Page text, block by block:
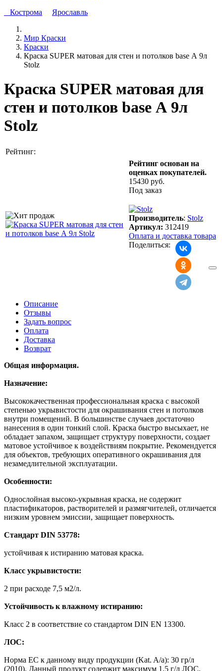
Кострома
Ярославль
Мир Краски
Краски
Краска SUPER матовая для стен и потолков base А 9л
Stolz
Краска SUPER матовая для
стен и потолков base А 9л
Stolz
Рейтинг:
Рейтинг основан на
оценках покупателей.
15430 руб.
Под заказ
Производитель: Stolz
Артикул: 312419
Оплата и доставка товара
Поделиться:
Описание
Отзывы
Задать вопрос
Оплата
Доставка
Возврат
Общая информация.
Назначение:
Высококачественная профессиональная краска с высокой
степенью укрывистости для окрашивания стен и потолков
внутри помещений. В большинстве случаев достаточно
нанесения в один тонкий слой. Краска быстро высыхает, не
обладает запахом, защищает структуру поверхности, создает
матовое устойчивое к воздействиям покрытие. Рекомендуется
для объектов, требующих оперативного окрашивания для
незамедлительной эксплуатации.
Особенности:
Однослойная высоко-укрывная краска, не содержит
пластификаторов, растворителей и размягчителей, отличается
низким уровнем эмиссии, защищает поверхность.
Стандарт DIN 53778:
устойчивая к истиранию матовая краска.
Класс укрывистости:
2 при расходе 7,5 м2/л.
Устойчивость к влажному истиранию:
Класс 2 в соответствие со стандартом DIN EN 13300.
ЛОС:
Норма ЕС к данному виду продукции (Kat. A/а): 30 гр/л
(2010). Данный продукт содержит максимум 1,5 г/л ЛОС.